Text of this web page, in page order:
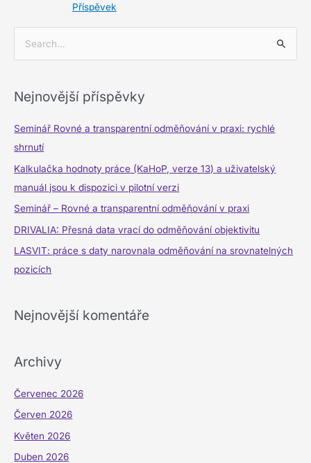
Příspěvek
l
r
o
:
Nejnovější příspěvky
Seminář Rovné a transparentní odměňování v praxi: rychlé
shrnutí
Kalkulačka hodnoty práce (KaHoP, verze 13) a uživatelský
manuál jsou k dispozici v pilotní verzi
Seminář – Rovné a transparentní odměňování v praxi
DRIVALIA: Přesná data vrací do odměňování objektivitu
LASVIT: práce s daty narovnala odměňování na srovnatelných
pozicích
Nejnovější komentáře
Archivy
Červenec 2026
Červen 2026
Květen 2026
Duben 2026